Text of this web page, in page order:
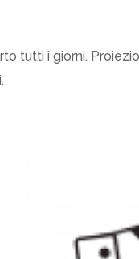
tutti i giorni.